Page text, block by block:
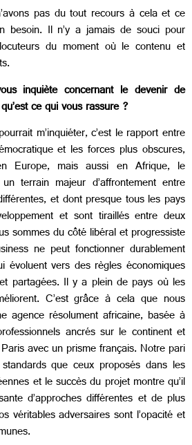
pas du tout recours à cela et ce
besoin. Il n’y a jamais de souci pour
du moment où le contenu et
inquiète concernant le devenir de
ce qui vous rassure ?
m’inquiéter, c’est le rapport entre
et les forces plus obscures,
Europe, mais aussi en Afrique, le
terrain majeur d’affrontement entre
et dont presque tous les pays
et sont tiraillés entre deux
sommes du côté libéral et progressiste
ne peut fonctionner durablement
évoluent vers des règles économiques
partagées. Il y a plein de pays où les
C’est grâce à cela que nous
agence résolument africaine, basée à
ancrés sur le continent et
avec un prisme français. Notre pari
que ceux proposés dans les
et le succès du projet montre qu’il
d’approches différentes et de plus
véritables adversaires sont l’opacité et